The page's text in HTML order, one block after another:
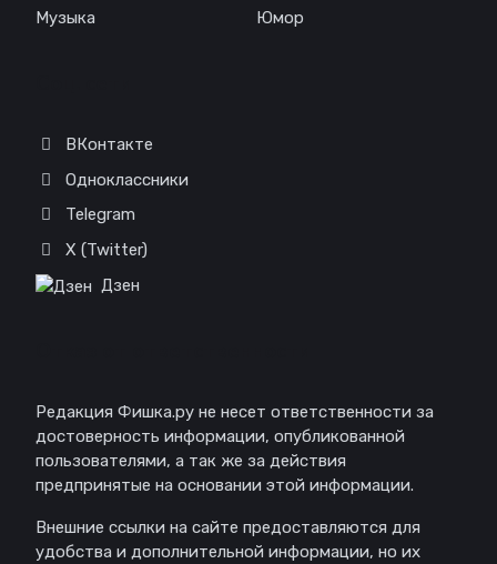
Музыка
Юмор
ВКонтакте
Одноклассники
Telegram
X (Twitter)
Дзен
Редакция Фишка.ру не несет ответственности за
достоверность информации, опубликованной
пользователями, а так же за действия
предпринятые на основании этой информации.
Внешние ссылки на сайте предоставляются для
удобства и дополнительной информации, но их